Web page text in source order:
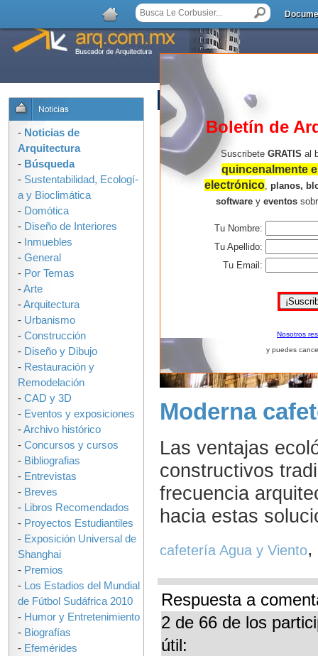
AGREGAR COMENTARIO
Moderna
Las ventajas
constructivos
frecuencia
hacia estas
cafetería Agua y Viento,
Respuesta a
2 de 66 de los
útil:
Boletín de
Suscribete GRATIS al
quincenalmente
electrónico, planos,
softwarey eventos
Tu Nombre:
Tu Apellido:
Tu Email:
Nosotros
y puedes
- Noticias de
Arquitectura
- Búsqueda
- Sustentabilidad, Ecologí­
a y Bioclimática
- Domótica
- Diseño de Interiores
- Inmuebles
- General
- Por Temas
-Arte
-Arquitectura
- Urbanismo
- Construcción
- Diseño y Dibujo
- Restauración y
Remodelación
- CAD y 3D
- Eventos y exposiciones
-Archivo histórico
- Concursos y cursos
- Bibliografias
- Entrevistas
- Breves
- Libros Recomendados
- Proyectos Estudiantiles
- Exposición Universal de
Shanghai
- Premios
- Los Estadios del Mundial
de Fútbol Sudáfrica 2010
- Humor y Entretenimiento
- Biografías
- Efemérides